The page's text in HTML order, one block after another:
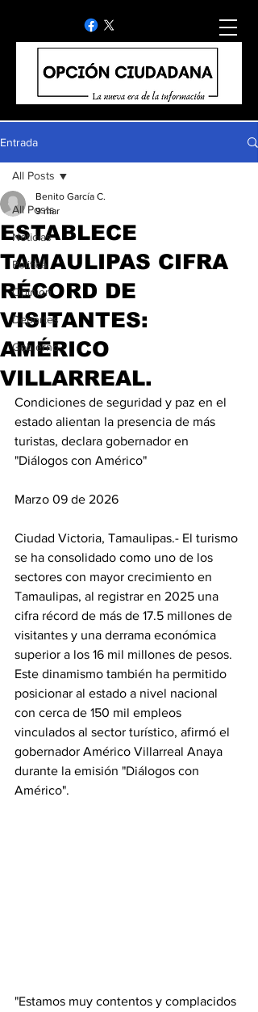
Entrada
All Posts
Noticias
Politica
Opinion
Deportes
Gobierno
All Posts
ESTABLECE
TAMAULIPAS CIFRA
RÉCORD DE
VISITANTES:
AMÉRICO
VILLARREAL.
Benito García C.
9 mar
Condiciones de seguridad y paz en el
estado alientan la presencia de más
turistas, declara gobernador en
"Diálogos con Américo"
Marzo 09 de 2026
Ciudad Victoria, Tamaulipas.- El turismo
se ha consolidado como uno de los
sectores con mayor crecimiento en
Tamaulipas, al registrar en 2025 una
cifra récord de más de 17.5 millones de
visitantes y una derrama económica
superior a los 16 mil millones de pesos.
Este dinamismo también ha permitido
posicionar al estado a nivel nacional
con cerca de 150 mil empleos
vinculados al sector turístico, afirmó el
gobernador Américo Villarreal Anaya
durante la emisión "Diálogos con
Américo".
"Estamos muy contentos y complacidos